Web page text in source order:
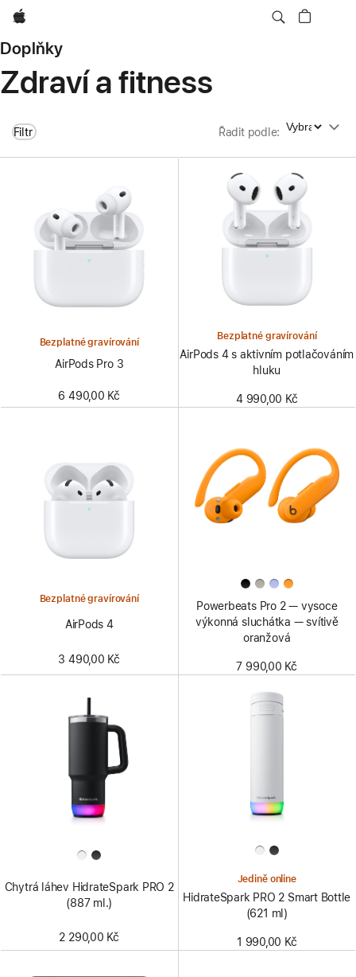
Apple
Doplňky
Zdraví a fitness
Filtr Řadit podle: Řadit podle
Bezplatné gravírování
AirPods Pro 3
6 490,00 Kč
Bezplatné gravírování
AirPods 4 s aktivním potlačováním
hluku
4 990,00 Kč
Bezplatné gravírování
AirPods 4
3 490,00 Kč
Powerbeats Pro 2 — vysoce
výkonná sluchátka — svítivě
oranžová
7 990,00 Kč
Chytrá láhev HidrateSpark PRO 2
(887 ml.)
2 290,00 Kč
Jedině online
HidrateSpark PRO 2 Smart Bottle
(621 ml)
1 990,00 Kč